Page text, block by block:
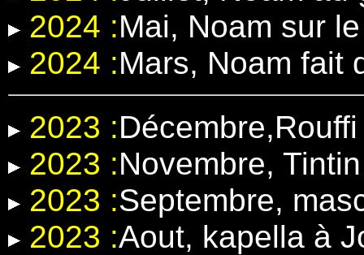
2024 :Mai, Noam sur
2024 :Mars, Noam fait
2023 :
2023 :Novembre,
2023 :Septembre,
2023 :Aout, kapella à